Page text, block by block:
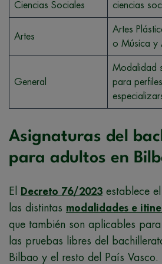
Ciencias Sociales
ciencias
Artes
Artes
o Música y
General
Modalidad
para
Asignaturas del
para adultos en
El Decreto 76/2023 establece
las distintas modalidades e
que también son aplicables
las pruebas libres del
Bilbao y el resto del País Vasco.